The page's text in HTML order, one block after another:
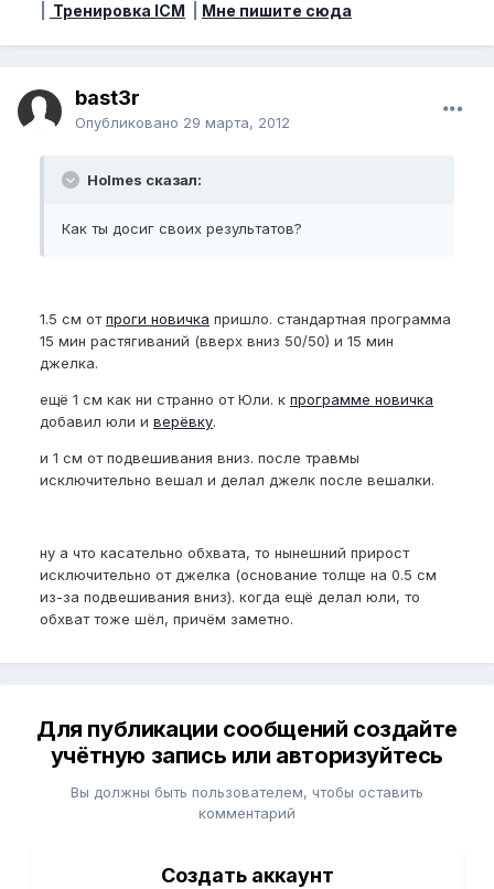
Тренировка ICM Мне пишите сюда
bast3r
Опубликовано 29 марта, 2012
Holmes сказал:
Как ты досиг своих результатов?
1.5 см отпроги новичка пришло. стандартная программа
15 мин растягиваний (вверх вниз 50/50) и 15 мин
джелка.
ещё 1 см как ни странно от Юли. к программе новичка
добавил юли и верёвку.
и 1 см от подвешивания вниз. после травмы
исключительно вешал и делал джелк после вешалки.
ну а что касательно обхвата, то нынешний прирост
исключительно от джелка (основание толще на 0.5 см
из-за подвешивания вниз). когда ещё делал юли, то
обхват тоже шёл, причём заметно.
Для публикации сообщений создайте
учётную запись или авторизуйтесь
Вы должны быть пользователем, чтобы оставить
комментарий
Создать аккаунт